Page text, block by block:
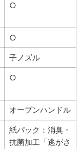
○
○
子ノズル
○
オープンハンドル
紙パック：消臭・
抗菌加工「逃がさ